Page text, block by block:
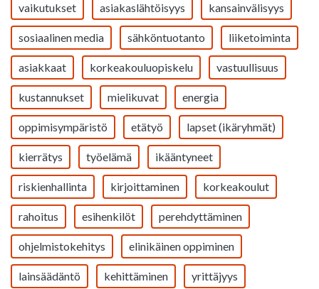
vaikutukset asiakaslähtöisyys kansainvälisyys
sosiaalinen media sähköntuotanto liiketoiminta
asiakkaat korkeakouluopiskelu vastuullisuus
kustannukset mielikuvat energia
oppimisympäristö etätyö lapset (ikäryhmät)
kierrätys työelämä ikääntyneet
riskienhallinta kirjoittaminen korkeakoulut
rahoitus esihenkilöt perehdyttäminen
ohjelmistokehitys elinikäinen oppiminen
lainsäädäntö kehittäminen yrittäjyys